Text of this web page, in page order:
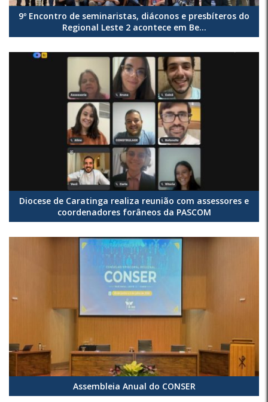
9º Encontro de seminaristas, diáconos e presbíteros do
Regional Leste 2 acontece em Be...
Diocese de Caratinga realiza reunião com assessores e
coordenadores forâneos da PASCOM
Assembleia Anual do CONSER